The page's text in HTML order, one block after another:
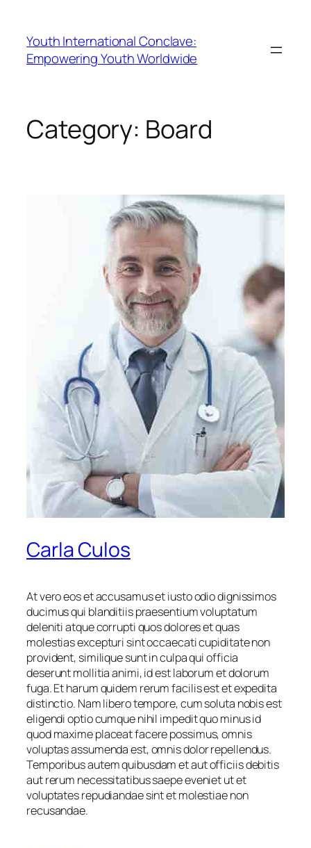
Youth International Conclave:
Empowering Youth Worldwide
Category: Board
Carla Culos
At vero eos et accusamus et iusto odio dignissimos
ducimus qui blanditiis praesentium voluptatum
deleniti atque corrupti quos dolores et quas
molestias excepturi sint occaecati cupiditate non
provident, similique sunt in culpa qui officia
deserunt mollitia animi, id est laborum et dolorum
fuga. Et harum quidem rerum facilis est et expedita
distinctio. Nam libero tempore, cum soluta nobis est
eligendi optio cumque nihil impedit quo minus id
quod maxime placeat facere possimus, omnis
voluptas assumenda est, omnis dolor repellendus.
Temporibus autem quibusdam et aut officiis debitis
aut rerum necessitatibus saepe eveniet ut et
voluptates repudiandae sint et molestiae non
recusandae.